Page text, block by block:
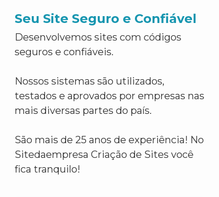
Seu Site Seguro e Confiável
Desenvolvemos sites com códigos
seguros e confiáveis.
Nossos sistemas são utilizados,
testados e aprovados por empresas nas
mais diversas partes do país.
São mais de 25 anos de experiência! No
Sitedaempresa Criação de Sites você
fica tranquilo!